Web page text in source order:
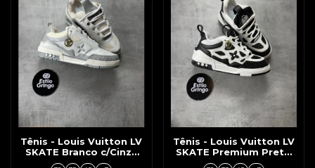
Tênis - Louis Vuitton LV
SKATE Branco c/Cinza
Premium
Tênis - Louis Vuitton LV
SKATE Premium Preto
c/Branco